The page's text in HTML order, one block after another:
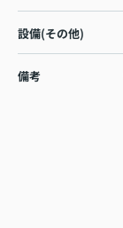
設備(その他)
備考